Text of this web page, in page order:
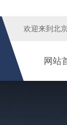
欢迎来到 北
网站